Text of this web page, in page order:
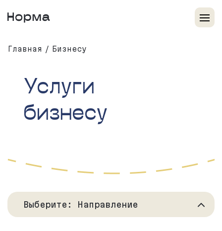
Главная Бизнесу
Услуги
бизнесу
Выберите: Направление